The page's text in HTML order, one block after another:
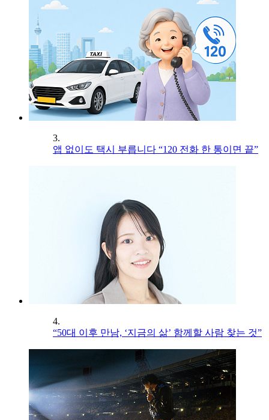
3.
앱 없이도 택시 부릅니다 “120 전화 한 통이면 끝”
4.
“50대 이후 만남, ‘지금의 삶’ 함께할 사람 찾는 것”